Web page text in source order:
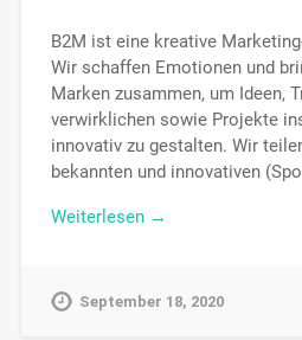
B2M ist eine kreative
Wir schaffen Emotionen und
Marken zusammen, um Ideen,
verwirklichen sowie Projekte
innovativ zu gestalten. Wir
bekannten und innovativen
Weiterlesen →
September 18, 2020